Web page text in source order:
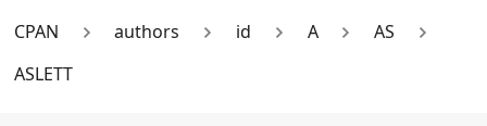
CPAN authors id A
AS
ASLETT